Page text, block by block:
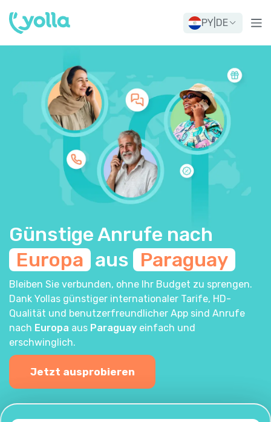
PY DE
Günstige Anrufe nach
Europa aus Paraguay
Bleiben Sie verbunden, ohne Ihr Budget zu sprengen.
Dank Yollas günstiger internationaler Tarife, HD-
Qualität und benutzerfreundlicher App sind Anrufe
nach Europa aus Paraguay einfach und
erschwinglich.
Jetzt ausprobieren